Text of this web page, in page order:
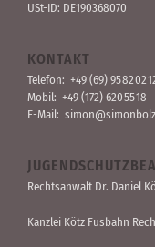
USt-ID: DE190368070
KONTAKT
Telefon: +49 (69) 95 82 02
Mobil: +49 (172) 620 55 18
E-Mail:
Rechts­anwalt Dr. Daniel
Kanzlei Kötz Fusbahn